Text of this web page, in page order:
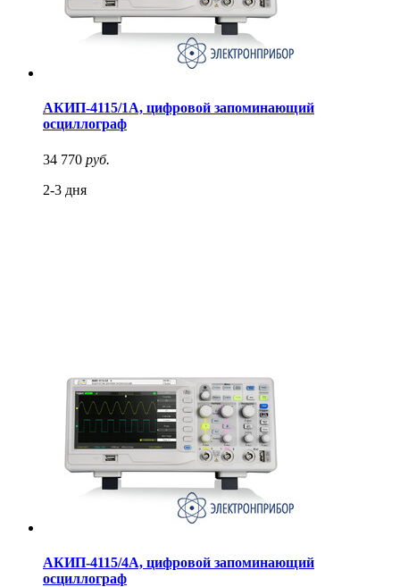
АКИП-4115/1А, цифровой запоминающий
осциллограф
34 770 руб.
2-3 дня
АКИП-4115/4А, цифровой запоминающий
осциллограф